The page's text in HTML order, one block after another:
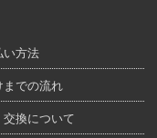
い方法
までの流れ
交換について